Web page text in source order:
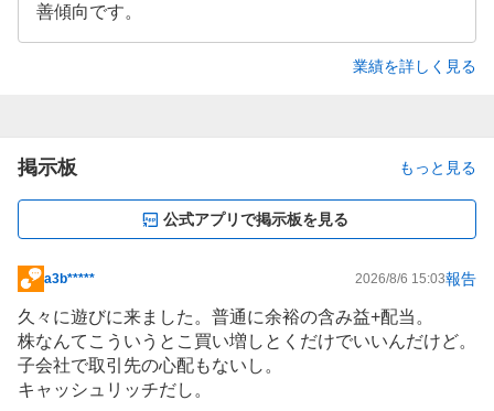
善傾向です。
業績を詳しく見る
掲示板 もっと見る
公式アプリで掲示板を見る
掲
示
板
記
事
a3b***** 2026/8/6 15:03報告
久々に遊びに来ました。普通に余裕の含み益+配当。
株なんてこういうとこ買い増しとくだけでいいんだけど。
子会社で取引先の心配もないし。
キャッシュリッチだし。